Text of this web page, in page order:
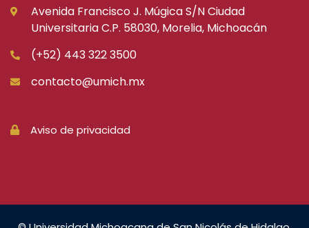
Avenida Francisco J. Múgica S/N Ciudad
Universitaria C.P. 58030, Morelia, Michoacán
(+52) 443 322 3500
contacto@umich.mx
Aviso de privacidad